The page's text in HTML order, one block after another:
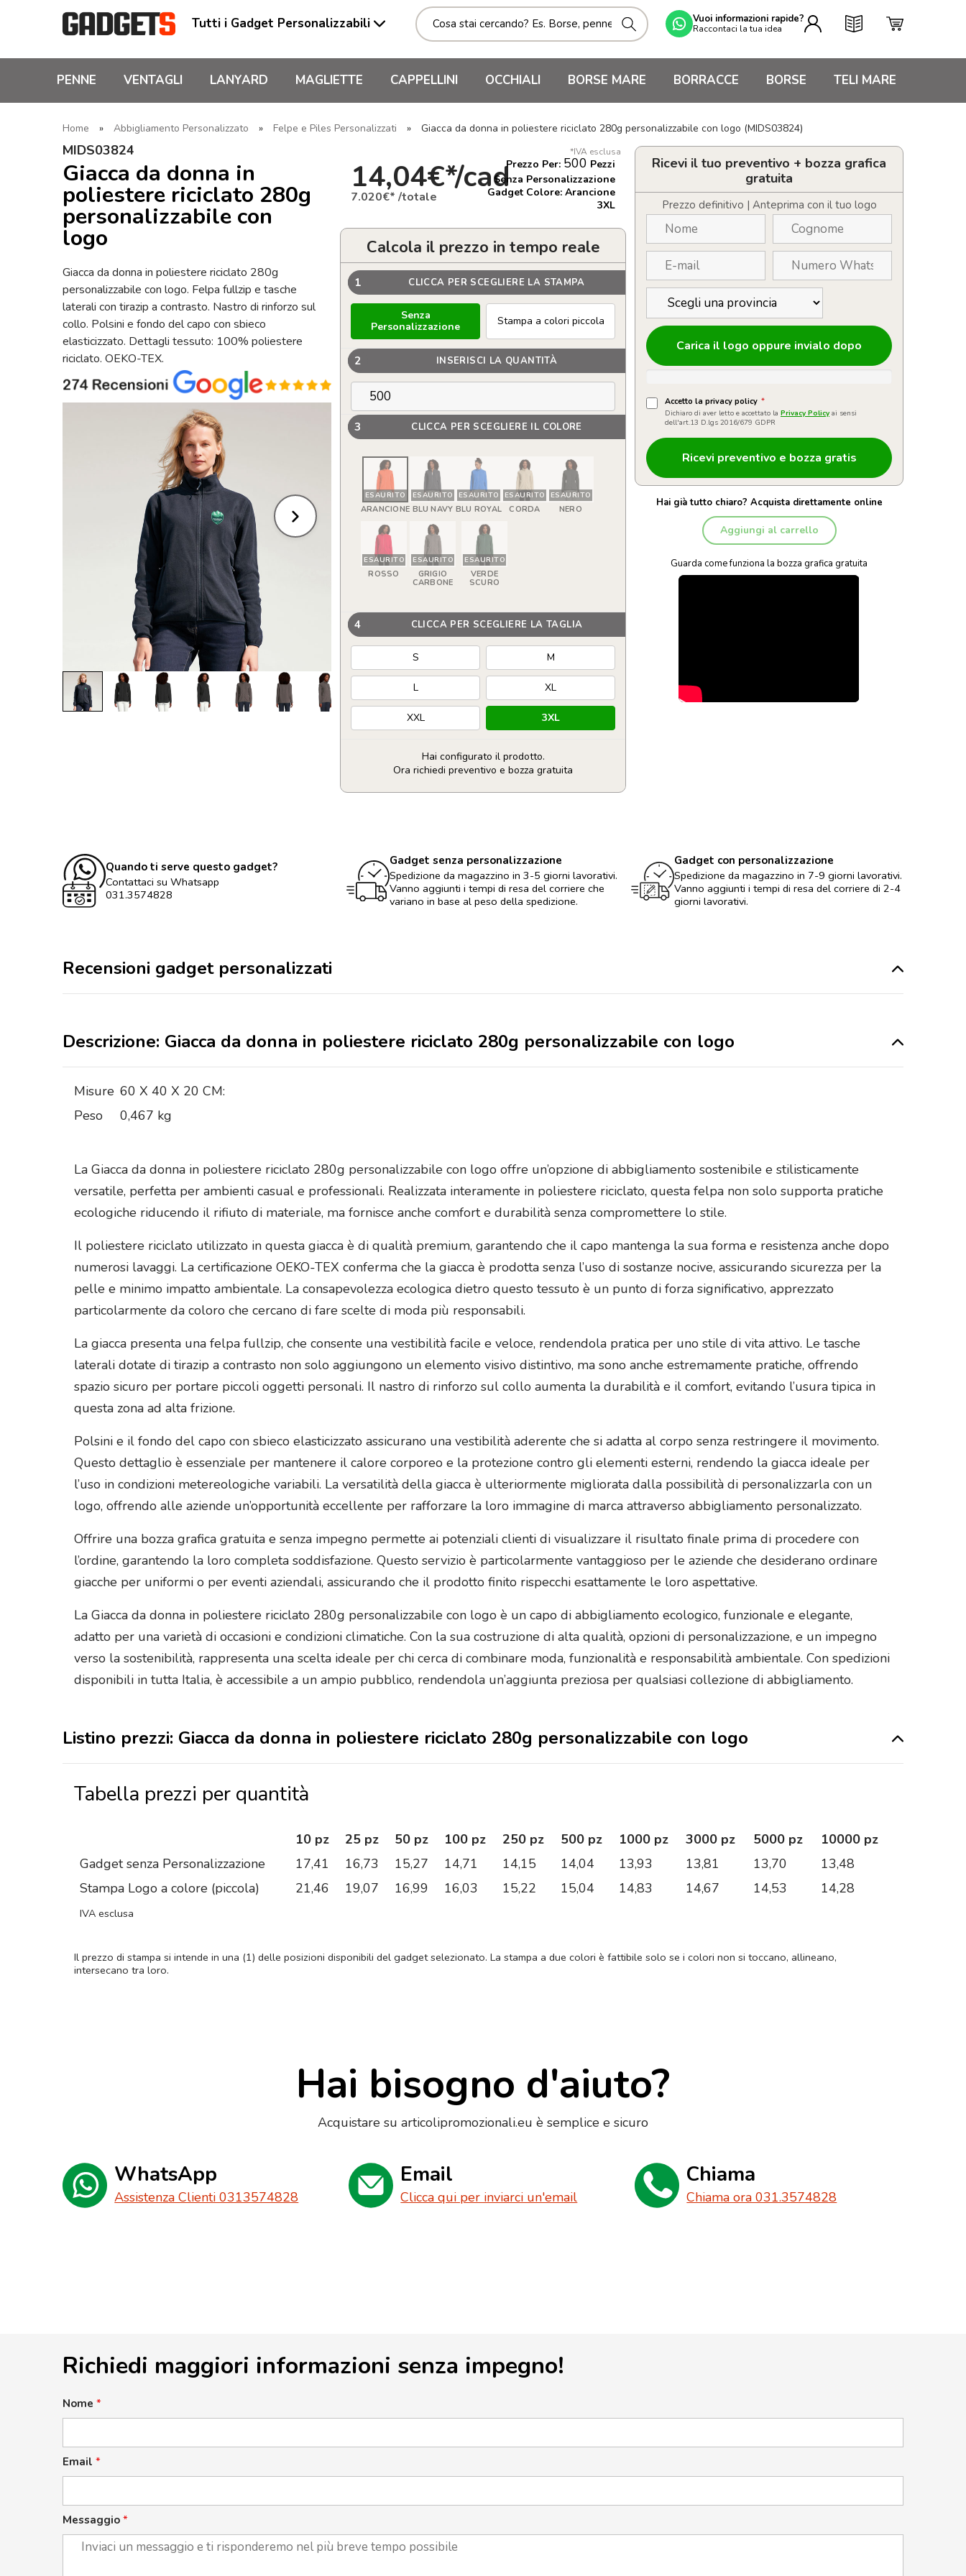
Tutti i Gadget Personalizzabili Vuoi informazioni rapide?
Raccontaci la tua idea
PENNE VENTAGLI LANYARD MAGLIETTE CAPPELLINI OCCHIALI BORSE MARE BORRACCE BORSE TELI MARE
Home » Abbigliamento Personalizzato » Felpe e Piles Personalizzati » Giacca da donna in poliestere riciclato 280g personalizzabile con logo (MIDS03824)
MIDS03824
Giacca da donna in
poliestere riciclato 280g
personalizzabile con
logo
Giacca da donna in poliestere riciclato 280g
personalizzabile con logo. Felpa fullzip e tasche
laterali con tirazip a contrasto. Nastro di rinforzo sul
collo. Polsini e fondo del capo con sbieco
elasticizzato. Dettagli tessuto: 100% poliestere
riciclato. OEKO-TEX.
*IVA esclusa
14,04€*/cad
7.020€* /totale
Prezzo Per: 500 Pezzi
Senza Personalizzazione
Gadget Colore: Arancione
3XL
Calcola il prezzo in tempo reale
1 CLICCA PER SCEGLIERE LA STAMPA
Senza
Personalizzazione
Stampa a colori piccola
2 INSERISCI LA QUANTITÀ
3 CLICCA PER SCEGLIERE IL COLORE
ESAURITO
ARANCIONE
ESAURITO
BLU NAVY
ESAURITO
BLU ROYAL
ESAURITO
CORDA
ESAURITO
NERO
ESAURITO
ROSSO
ESAURITO
GRIGIO
CARBONE
ESAURITO
VERDE
SCURO
4 CLICCA PER SCEGLIERE LA TAGLIA
S M
L XL
XXL 3XL
Hai configurato il prodotto.
Ora richiedi preventivo e bozza gratuita
Giacca
riciclato
280g
personalizzabile
con
Ricevi il tuo preventivo + bozza grafica
gratuita
Prezzo definitivo | Anteprima con il tuo logo
Carica il logo oppure invialo dopo
Accetto la privacy policy *
Dichiaro di aver letto e accettato la Privacy Policy ai sensi
dell'art.13 D.lgs 2016/679 GDPR
Hai già tutto chiaro? Acquista direttamente online
Aggiungi al carrello
Guarda come funziona la bozza grafica gratuita
Quando ti serve questo gadget?
Contattaci su Whatsapp
031.3574828
Gadget senza personalizzazione
Spedizione da magazzino in 3-5 giorni lavorativi.
Vanno aggiunti i tempi di resa del corriere che
variano in base al peso della spedizione.
Gadget con personalizzazione
Spedizione da magazzino in 7-9 giorni lavorativi.
Vanno aggiunti i tempi di resa del corriere di 2-4
giorni lavorativi.
Recensioni gadget personalizzati
Descrizione: Giacca da donna in poliestere riciclato 280g personalizzabile con logo
Misure 60 X 40 X 20 CM:
Peso
0,467 kg
La Giacca da donna in poliestere riciclato 280g personalizzabile con logo offre un’opzione di abbigliamento sostenibile e stilisticamente
versatile, perfetta per ambienti casual e professionali. Realizzata interamente in poliestere riciclato, questa felpa non solo supporta pratiche
ecologiche riducendo il rifiuto di materiale, ma fornisce anche comfort e durabilità senza compromettere lo stile.
Il poliestere riciclato utilizzato in questa giacca è di qualità premium, garantendo che il capo mantenga la sua forma e resistenza anche dopo
numerosi lavaggi. La certificazione OEKO-TEX conferma che la giacca è prodotta senza l’uso di sostanze nocive, assicurando sicurezza per la
pelle e minimo impatto ambientale. La consapevolezza ecologica dietro questo tessuto è un punto di forza significativo, apprezzato
particolarmente da coloro che cercano di fare scelte di moda più responsabili.
La giacca presenta una felpa fullzip, che consente una vestibilità facile e veloce, rendendola pratica per uno stile di vita attivo. Le tasche
laterali dotate di tirazip a contrasto non solo aggiungono un elemento visivo distintivo, ma sono anche estremamente pratiche, offrendo
spazio sicuro per portare piccoli oggetti personali. Il nastro di rinforzo sul collo aumenta la durabilità e il comfort, evitando l’usura tipica in
questa zona ad alta frizione.
Polsini e il fondo del capo con sbieco elasticizzato assicurano una vestibilità aderente che si adatta al corpo senza restringere il movimento.
Questo dettaglio è essenziale per mantenere il calore corporeo e la protezione contro gli elementi esterni, rendendo la giacca ideale per
l’uso in condizioni metereologiche variabili. La versatilità della giacca è ulteriormente migliorata dalla possibilità di personalizzarla con un
logo, offrendo alle aziende un’opportunità eccellente per rafforzare la loro immagine di marca attraverso abbigliamento personalizzato.
Offrire una bozza grafica gratuita e senza impegno permette ai potenziali clienti di visualizzare il risultato finale prima di procedere con
l’ordine, garantendo la loro completa soddisfazione. Questo servizio è particolarmente vantaggioso per le aziende che desiderano ordinare
giacche per uniformi o per eventi aziendali, assicurando che il prodotto finito rispecchi esattamente le loro aspettative.
La Giacca da donna in poliestere riciclato 280g personalizzabile con logo è un capo di abbigliamento ecologico, funzionale e elegante,
adatto per una varietà di occasioni e condizioni climatiche. Con la sua costruzione di alta qualità, opzioni di personalizzazione, e un impegno
verso la sostenibilità, rappresenta una scelta ideale per chi cerca di combinare moda, funzionalità e responsabilità ambientale. Con spedizioni
disponibili in tutta Italia, è accessibile a un ampio pubblico, rendendola un’aggiunta preziosa per qualsiasi collezione di abbigliamento.
Listino prezzi: Giacca da donna in poliestere riciclato 280g personalizzabile con logo
Tabella prezzi per quantità
10 pz 25 pz 50 pz 100 pz 250 pz 500 pz 1000 pz 3000 pz 5000 pz
10000 pz
Gadget senza Personalizzazione
17,41 16,73 15,27 14,71 14,15 14,04 13,93 13,81 13,70
13,48
Stampa Logo a colore (piccola)
21,46 19,07 16,99 16,03 15,22 15,04 14,83 14,67 14,53 14,28
IVA esclusa
Il prezzo di stampa si intende in una (1) delle posizioni disponibili del gadget selezionato. La stampa a due colori è fattibile solo se i colori non si toccano, allineano,
intersecano tra loro.
Hai bisogno d'aiuto?
Acquistare su articolipromozionali.eu è semplice e sicuro
WhatsApp
Assistenza Clienti 0313574828
Email
Clicca qui per inviarci un'email
Chiama
Chiama ora 031.3574828
Richiedi maggiori informazioni senza impegno!
Nome *
Email *
Messaggio *